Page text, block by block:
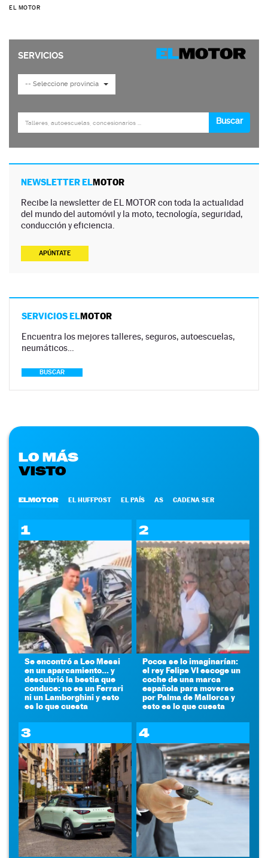
EL MOTOR
NEWSLETTER ELMOTOR
Recibe la newsletter de EL MOTOR con toda la actualidad
del mundo del automóvil y la moto, tecnología, seguridad,
conducción y eficiencia.
APÚNTATE
SERVICIOS ELMOTOR
Encuentra los mejores talleres, seguros, autoescuelas,
neumáticos…
BUSCAR
LO MÁS
VISTO
ELMOTOR EL HUFFPOST EL PAÍS AS CADENA SER
1
Se encontró a Leo Messi
en un aparcamiento... y
descubrió la bestia que
conduce: no es un Ferrari
ni un Lamborghini y esto
es lo que cuesta
2
Pocos se lo imaginarían:
el rey Felipe VI escoge un
coche de una marca
española para moverse
por Palma de Mallorca y
esto es lo que cuesta
3 4